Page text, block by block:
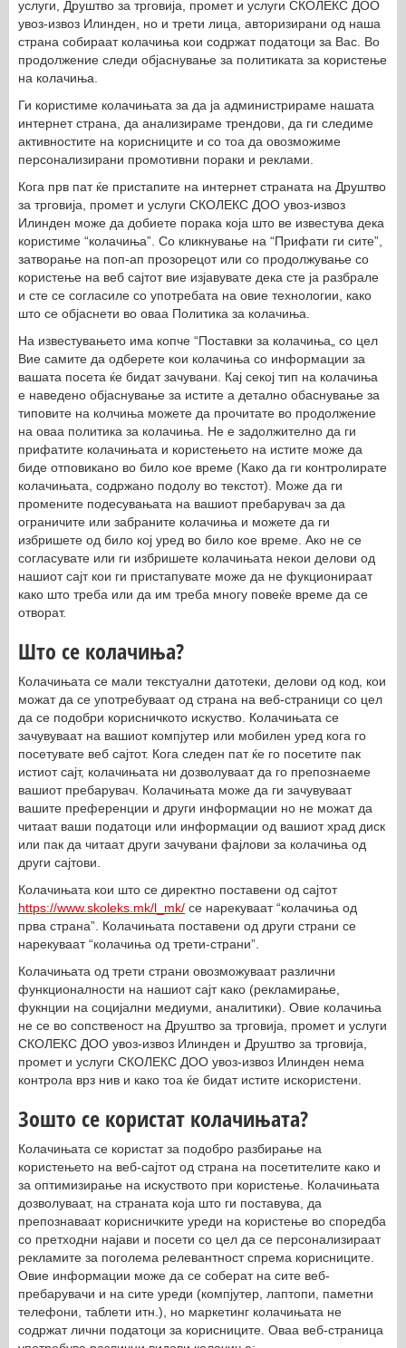
услуги, Друштво за трговија, промет и услуги СКОЛЕКС ДОО
увоз-извоз Илинден, но и трети лица, авторизирани од наша
страна собираат колачиња кои содржат податоци за Вас. Во
продолжение следи објаснување за политиката за користење
на колачиња.
Ги користиме колачињата за да ја администрираме нашата
интернет страна, да анализираме трендови, да ги следиме
активностите на корисниците и со тоа да овозможиме
персонализирани промотивни пораки и реклами.
Кога прв пат ќе пристапите на интернет страната на Друштво
за трговија, промет и услуги СКОЛЕКС ДОО увоз-извоз
Илинден може да добиете порака која што ве известува дека
користиме “колачиња”. Со кликнување на “Прифати ги сите”,
затворање на поп-ап прозорецот или со продолжување со
користење на веб сајтот вие изјавувате дека сте ја разбрале
и сте се согласиле со употребата на овие технологии, како
што се објаснети во оваа Политика за колачиња.
На известувањето има копче “Поставки за колачиња„ со цел
Вие самите да одберете кои колачиња со информации за
вашата посета ќе бидат зачувани. Кај секој тип на колачиња
е наведено објаснување за истите а детално обаснување за
типовите на колчиња можете да прочитате во продолжение
на оваа политика за колачиња. Не е задолжително да ги
прифатите колачињата и користењето на истите може да
биде отповикано во било кое време (Како да ги контролирате
колачињата, содржано подолу во текстот). Може да ги
промените подесувањата на вашиот пребарувач за да
ограничите или забраните колачиња и можете да ги
избришете од било кој уред во било кое време. Ако не се
согласувате или ги избришете колачињата некои делови од
нашиот сајт кои ги пристапувате може да не фукционираат
како што треба или да им треба многу повеќе време да се
отворат.
Што се колачиња?
Колачињата се мали текстуални датотеки, делови од код, кои
можат да се употребуваат од страна на веб-страници со цел
да се подобри корисничкото искуство. Колачињата се
зачувуваат на вашиот компјутер или мобилен уред кога го
посетувате веб сајтот. Кога следен пат ќе го посетите пак
истиот сајт, колачињата ни дозволуваат да го препознаеме
вашиот пребарувач. Колачињата може да ги зачувуваат
вашите преференции и други информации но не можат да
читаат ваши податоци или информации од вашиот храд диск
или пак да читаат други зачувани фајлови за колачиња од
други сајтови.
Колачињата кои што се директно поставени од сајтот
https://www.skoleks.mk/l_mk/ се нарекуваат “колачиња од
прва страна”. Колачињата поставени од други страни се
нарекуваат “колачиња од трети-страни”.
Колачињата од трети страни овозможуваат различни
функционалности на нашиот сајт како (рекламирање,
фукнции на социјални медиуми, аналитики). Овие колачиња
не се во сопственост на Друштво за трговија, промет и услуги
СКОЛЕКС ДОО увоз-извоз Илинден и Друштво за трговија,
промет и услуги СКОЛЕКС ДОО увоз-извоз Илинден нема
контрола врз нив и како тоа ќе бидат истите искористени.
Зошто се користат колачињата?
Колачињата се користат за подобро разбирање на
користењето на веб-сајтот од страна на посетителите како и
за оптимизирање на искуството при користење. Колачињата
дозволуваат, на страната која што ги поставува, да
препознаваат корисничките уреди на користење во споредба
со претходни најави и посети со цел да се персонализираат
рекламите за поголема релевантност спрема корисниците.
Овие информации може да се соберат на сите веб-
пребарувачи и на сите уреди (компјутер, лаптопи, паметни
телефони, таблети итн.), но маркетинг колачињата не
содржат лични податоци за корисниците. Оваа веб-страница